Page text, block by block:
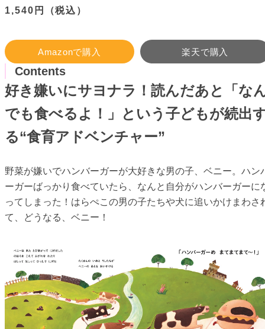
1,540円（税込）
Amazonで購入 楽天で購入
Contents
好き嫌いにサヨナラ！読んだあと「な
でも食べるよ！」という子どもが続出
る“食育アドベンチャー”
野菜が嫌いでハンバーガーが大好きな男の子、ベニー。ハン
ーガーばっかり食べていたら、なんと自分がハンバーガーに
ってしまった！はらぺこの男の子たちや犬に追いかけまわさ
て、どうなる、ベニー！